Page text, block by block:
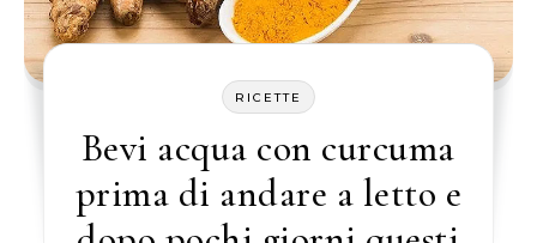
RICETTE
Bevi acqua con curcuma
prima di andare a letto e